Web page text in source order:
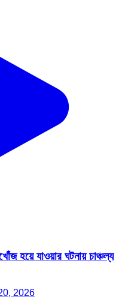
হয়ে যাওয়ার ঘটনায় চাঞ্চল্য
2026